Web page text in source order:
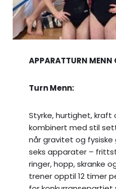
APPARATTURN MENN
Turn Menn:
Styrke, hurtighet,
kombinert med stil
når gravitet og
seks apparater –
ringer, hopp, skranke
trener opptil 12 timer